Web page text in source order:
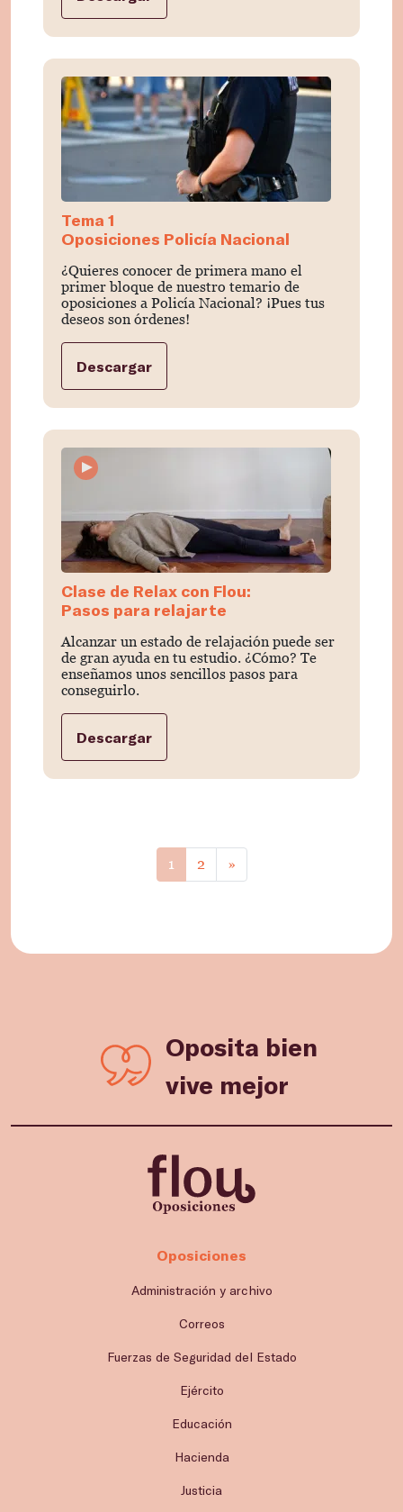
Tema 1
Oposiciones Policía Nacional
¿Quieres conocer de primera mano el
primer bloque de nuestro temario de
oposiciones a Policía Nacional? ¡Pues tus
deseos son órdenes!
Descargar
Clase de Relax con Flou:
Pasos para relajarte
Alcanzar un estado de relajación puede ser
de gran ayuda en tu estudio. ¿Cómo? Te
enseñamos unos sencillos pasos para
conseguirlo.
Descargar
1 2 »
Oposita bien
vive mejor
Oposiciones
Administración y archivo
Correos
Fuerzas de Seguridad del Estado
Ejército
Educación
Hacienda
Justicia